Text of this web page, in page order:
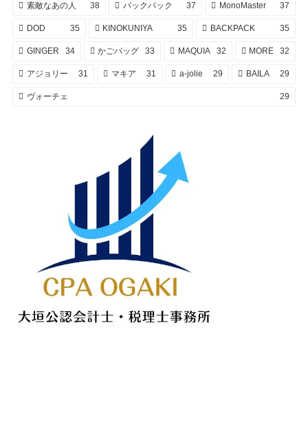
素敵なあの人 38 バックパック 37 MonoMaster 37
DOD 35 KINOKUNIYA 35 BACKPACK 35
GINGER 34 かごバッグ 33 MAQUIA 32 MORE 32
アジョリー 31 マキア 31 a-jolie 29 BAILA 29
ヴォーチェ 29